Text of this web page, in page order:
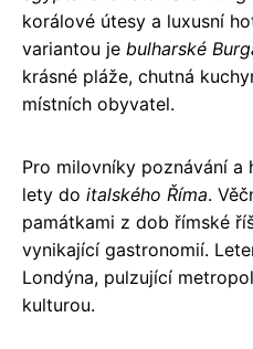
korálové útesy a luxusní
variantou je bulharské
krásné pláže, chutná
místních obyvatel.
Pro milovníky poznávání a
lety do italského Říma.
památkami z dob římské
vynikající gastronomií.
Londýna, pulzující
kulturou.